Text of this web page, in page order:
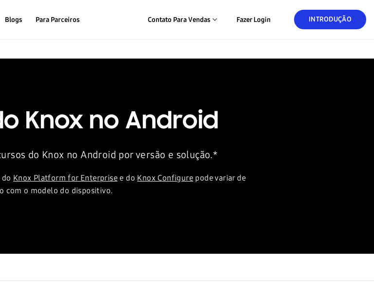
INTRODUÇÃO
Blogs Para Parceiros Contato Para Vendas Fazer Login
Knox no Android
do Knox no Android por versão e solução.*
Knox Platform for Enterprise e do Knox Configure pode variar de
com o modelo do dispositivo.